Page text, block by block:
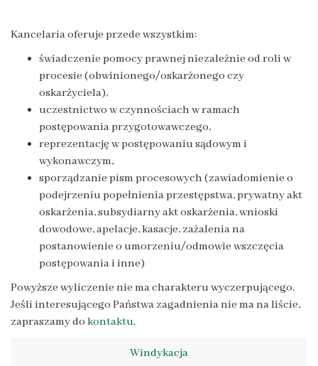
Kancelaria oferuje przede wszystkim:
świadczenie pomocy prawnej niezależnie od roli w
procesie (obwinionego/oskarżonego czy
oskarżyciela),
uczestnictwo w czynnościach w ramach
postępowania przygotowawczego,
reprezentację w postępowaniu sądowym i
wykonawczym,
sporządzanie pism procesowych (zawiadomienie o
podejrzeniu popełnienia przestępstwa, prywatny akt
oskarżenia, subsydiarny akt oskarżenia, wnioski
dowodowe, apelacje, kasacje, zażalenia na
postanowienie o umorzeniu/odmowie wszczęcia
postępowania i inne)
Powyższe wyliczenie nie ma charakteru wyczerpującego.
Jeśli interesującego Państwa zagadnienia nie ma na liście,
zapraszamy do kontaktu.
Windykacja